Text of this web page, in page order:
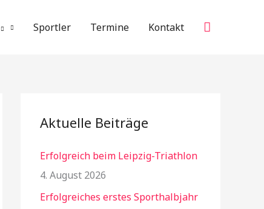
Sportler Termine Kontakt Suchen
Aktuelle Beiträge
Erfolgreich beim Leipzig-Triathlon
4. August 2026
Erfolgreiches erstes Sporthalbjahr